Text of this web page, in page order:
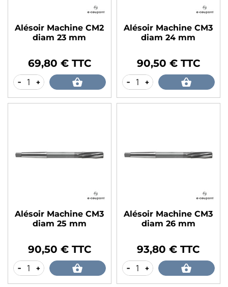
Alésoir Machine CM2
diam 23 mm
Prix69,80 € TTC
- +
Alésoir Machine CM3
diam 24 mm
Prix90,50 € TTC
- +
Alésoir Machine CM3
diam 25 mm
Prix90,50 € TTC
- +
Alésoir Machine CM3
diam 26 mm
Prix93,80 € TTC
- +